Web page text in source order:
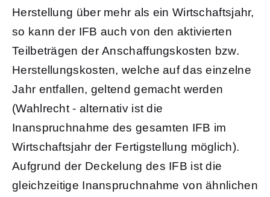
Herstellung über mehr als ein Wirtschaftsjahr,
so kann der IFB auch von den aktivierten
Teilbeträgen der Anschaffungskosten bzw.
Herstellungskosten, welche auf das einzelne
Jahr entfallen, geltend gemacht werden
(Wahlrecht - alternativ ist die
Inanspruchnahme des gesamten IFB im
Wirtschaftsjahr der Fertigstellung möglich).
Aufgrund der Deckelung des IFB ist die
gleichzeitige Inanspruchnahme von ähnlichen